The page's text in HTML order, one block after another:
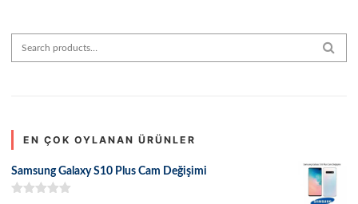
Search for:
EN ÇOK OYLANAN ÜRÜNLER
Samsung Galaxy S10 Plus Cam Değişimi